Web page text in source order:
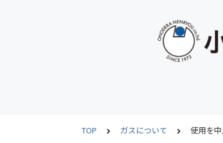
TOP ガスについて 使用を中